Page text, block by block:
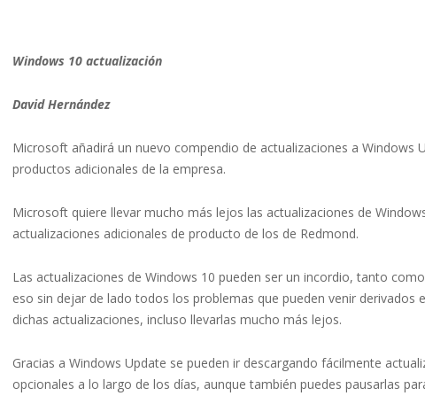
Windows 10 actualización
David Hernández
Microsoft añadirá un nuevo compendio de actualizaciones a Windows
productos adicionales de la empresa.
Microsoft quiere llevar mucho más lejos las actualizaciones de
actualizaciones adicionales de producto de los de Redmond.
Las actualizaciones de Windows 10 pueden ser un incordio, tanto
eso sin dejar de lado todos los problemas que pueden venir
dichas actualizaciones, incluso llevarlas mucho más lejos.
Gracias a Windows Update se pueden ir descargando fácilmente
opcionales a lo largo de los días, aunque también puedes pausarlas